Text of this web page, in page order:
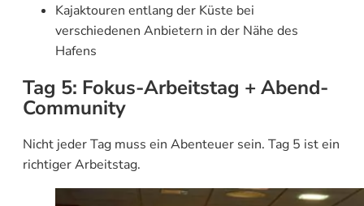
Kajaktouren entlang der Küste bei
verschiedenen Anbietern in der Nähe des
Hafens
Tag 5: Fokus-Arbeitstag + Abend-
Community
Nicht jeder Tag muss ein Abenteuer sein. Tag 5 ist ein
richtiger Arbeitstag.